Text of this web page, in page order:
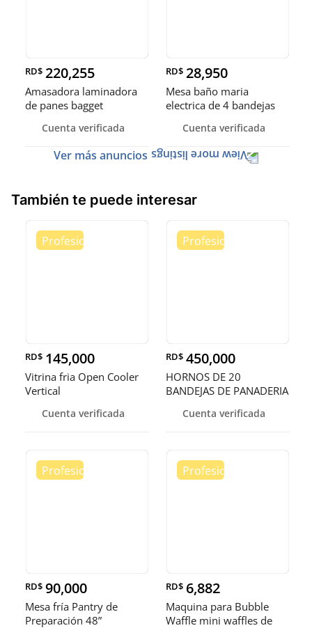
RD$ 220,255
Amasadora laminadora
de panes bagget
Cuenta verificada
RD$ 28,950
Mesa baño maria
electrica de 4 bandejas
Cuenta verificada
Ver más anuncios
También te puede interesar
RD$ 145,000
Vitrina fria Open Cooler
Vertical
Cuenta verificada
RD$ 450,000
HORNOS DE 20
BANDEJAS DE PANADERIA
Cuenta verificada
RD$ 90,000
Mesa fría Pantry de
Preparación 48”
RD$ 6,882
Maquina para Bubble
Waffle mini waffles de